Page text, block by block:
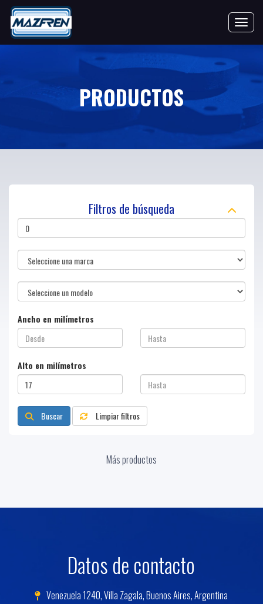
PRODUCTOS
Filtros de búsqueda
Ancho en milímetros
Alto en milímetros
Buscar Limpiar filtros
Más productos
Datos de contacto
Venezuela 1240, Villa Zagala, Buenos Aires, Argentina